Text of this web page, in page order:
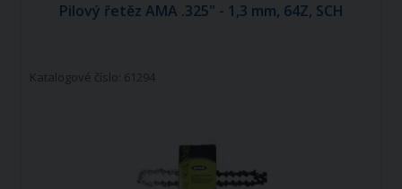
Pilový řetěz AMA .325" - 1,3 mm, 64Z, SCH
Katalogové číslo: 61294